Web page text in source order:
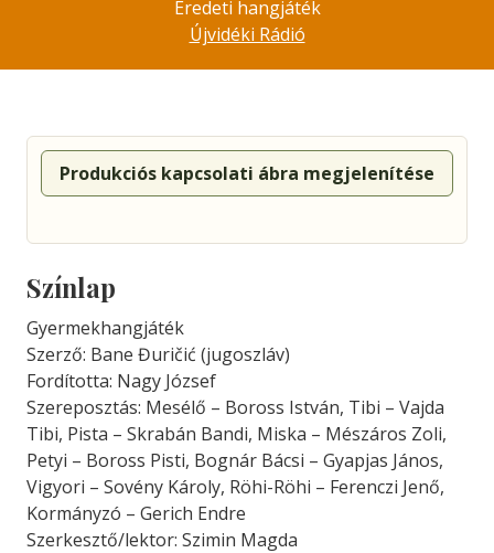
Eredeti hangjáték
Újvidéki Rádió
Produkciós kapcsolati ábra megjelenítése
Színlap
Gyermekhangjáték
Szerző: Bane Đuričić (jugoszláv)
Fordította: Nagy József
Szereposztás: Mesélő – Boross István, Tibi – Vajda
Tibi, Pista – Skrabán Bandi, Miska – Mészáros Zoli,
Petyi – Boross Pisti, Bognár Bácsi – Gyapjas János,
Vigyori – Sovény Károly, Röhi-Röhi – Ferenczi Jenő,
Kormányzó – Gerich Endre
Szerkesztő/lektor: Szimin Magda